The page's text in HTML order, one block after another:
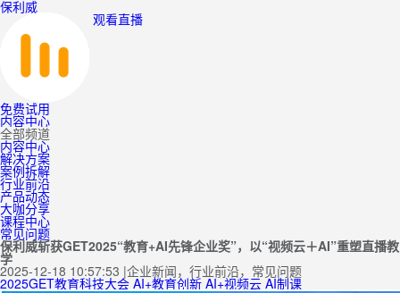
保利威
观看直播
免费试用
内容中心
全部频道
内容中心
解决方案
案例拆解
行业前沿
产品动态
大咖分享
课程中心
常见问题
保利威斩获GET2025“教育+AI先锋企业奖”，以“视频云＋AI”重塑直播教
学
2025-12-18 10:57:53 |企业新闻，行业前沿，常见问题
2025GET教育科技大会 AI+教育创新 AI+视频云 AI制课